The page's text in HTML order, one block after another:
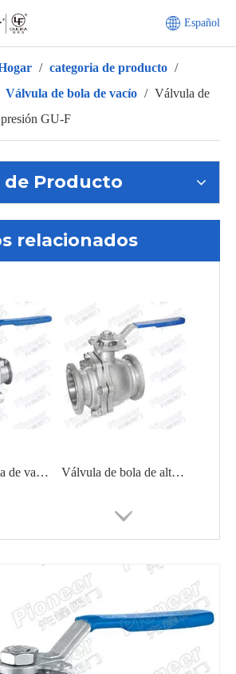
Español
/ categoria de producto /
Válvula de bola de vacío / Válvula de
GU-F
de Producto
relacionados
Válvula de bola de vacío 2 vías 3 vías de acero inoxidable Válvula de bola de alto vacío 2PC Semiconductor farmacéutica